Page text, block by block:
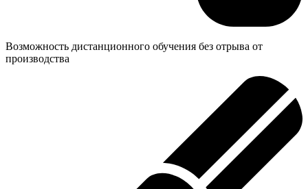
Возможность дистанционного обучения без отрыва от
производства